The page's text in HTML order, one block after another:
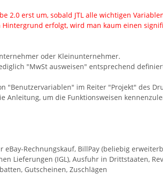
2.0 erst um, sobald JTL alle wichtigen
Hintergrund erfolgt, wird man kaum einen
oder Kleinunternehmer.
"MwSt ausweisen" entsprechend
"Benutzervariablen" im Reiter "Projekt" des
Anleitung, um die Funktionsweisen
Rechnungskauf, BillPay (beliebig
Lieferungen (IGL), Ausfuhr in Drittstaaten,
Gutscheinen, Zuschlägen